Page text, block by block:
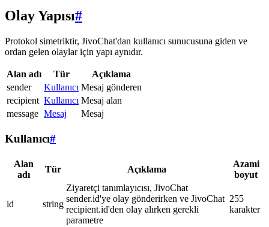
Olay Yapısı#
Protokol simetriktir, JivoChat'dan kullanıcı sunucusuna giden ve
ordan gelen olaylar için yapı aynıdır.
Alan adı Tür
Açıklama
sender
Kullanıcı Mesaj gönderen
recipient Kullanıcı Mesaj alan
message Mesaj Mesaj
Kullanıcı#
Alan
adı
Tür Açıklama
Azami
boyut
id string
Ziyaretçi tanımlayıcısı, JivoChat
sender.id'ye olay gönderirken ve JivoChat
recipient.id'den olay alırken gerekli
parametre
255
karakter